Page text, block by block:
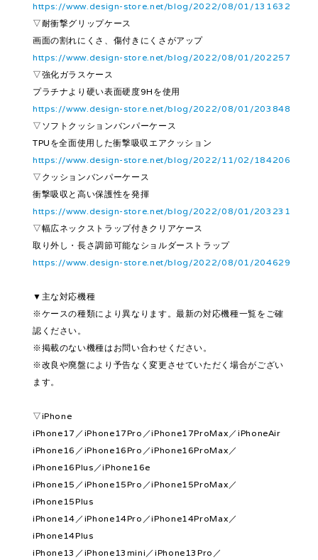
https://www.design-store.net/blog/2022/08/01/131632
▽耐衝撃グリップケース
画面の割れにくさ、傷付きにくさがアップ
https://www.design-store.net/blog/2022/08/01/202257
▽強化ガラスケース
プラチナより硬い表面硬度9Hを使用
https://www.design-store.net/blog/2022/08/01/203848
▽ソフトクッションバンパーケース
TPUを全面使用した衝撃吸収エアクッション
https://www.design-store.net/blog/2022/11/02/184206
▽クッションバンパーケース
衝撃吸収と高い保護性を発揮
https://www.design-store.net/blog/2022/08/01/203231
▽幅広ネックストラップ付きクリアケース
取り外し・長さ調節可能なショルダーストラップ
https://www.design-store.net/blog/2022/08/01/204629
▼主な対応機種
※ケースの種類により異なります。最新の対応機種一覧をご確
認ください。
※掲載のない機種はお問い合わせください。
※改良や廃盤により予告なく変更させていただく場合がござい
ます。
▽iPhone
iPhone17／iPhone17Pro／iPhone17ProMax／iPhoneAir
iPhone16／iPhone16Pro／iPhone16ProMax／
iPhone16Plus／iPhone16e
iPhone15／iPhone15Pro／iPhone15ProMax／
iPhone15Plus
iPhone14／iPhone14Pro／iPhone14ProMax／
iPhone14Plus
iPhone13／iPhone13mini／iPhone13Pro／